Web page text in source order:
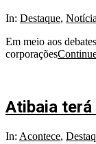
In: Destaque,
Em meio aos
corporações
Atibaia terá
In: Acontece,